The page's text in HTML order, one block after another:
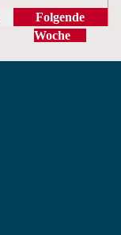
Folgende
Woche